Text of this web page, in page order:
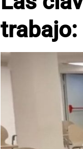
trabajo: